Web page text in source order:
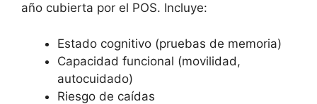
año cubierta por el POS. Incluye:
Estado cognitivo (pruebas de memoria)
Capacidad funcional (movilidad,
autocuidado)
Riesgo de caídas